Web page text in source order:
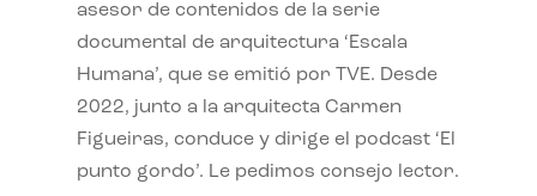
asesor de contenidos de la serie
documental de arquitectura ‘Escala
Humana’, que se emitió por TVE. Desde
2022, junto a la arquitecta Carmen
Figueiras, conduce y dirige el podcast ‘El
punto gordo’. Le pedimos consejo lector.